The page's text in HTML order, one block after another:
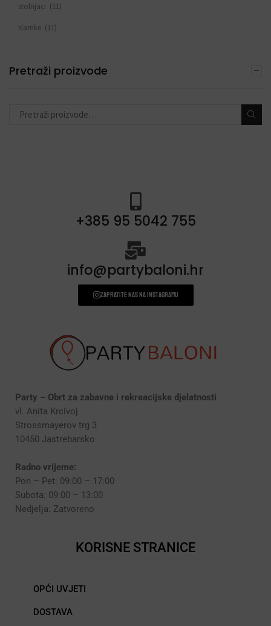
stolnjaci (11)
slamke (11)
trake (4)
konfete i topovi (13)
Pretraži proizvode
+385 95 5042 755
info@partybaloni.hr
Zapratite nas na instagramu
Party – Obrt za zabavne i rekreacijske djelatnosti
vl. Anita Krcivoj
Strossmayerov trg 3
10450 Jastrebarsko
Radno vrijeme:
Pon – Pet: 09:00 – 17:00
Subota: 09:00 – 13:00
Nedjelja: Zatvoreno
KORISNE STRANICE
OPĆI UVJETI
DOSTAVA